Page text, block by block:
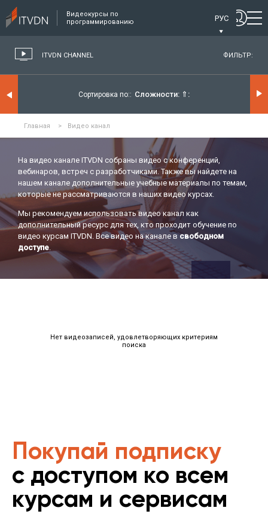
Видеокурсы по
программированию
РУС
ITVDN CHANNEL ФИЛЬТР:
Сортировка по: Сложности: ⇑
Главная > Видео канал
На видео канале ITVDN собраны видео с конференций,
вебинаров, встреч с разработчиками. Также вы найдете на
нашем канале дополнительные учебные материалы по темам,
которые не рассматриваются в наших видео курсах.
Мы рекомендуем использовать видео канал как
дополнительный ресурс для тех, кто проходит обучение по
видео курсам ITVDN. Все видео на канале всвободном
доступе.
Нет видеозаписей, удовлетворяющих критериям
поиска
Покупай подписку
с доступом ко всем
курсам и сервисам